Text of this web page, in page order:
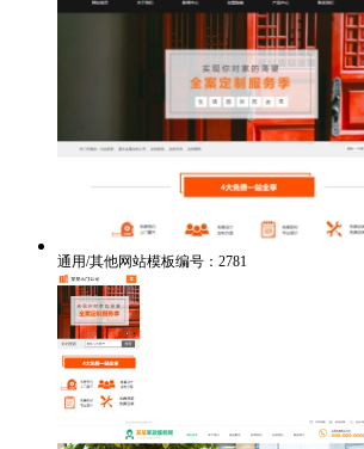
通用/其他网站模板编号：2781